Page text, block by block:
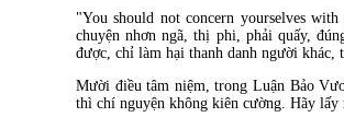
"You should not concern yourselves
chuyện nhơn ngã, thị phi, phải quấy,
được, chỉ làm hại thanh danh người
Mười điều tâm niệm, trong Luận Bảo
thì chí nguyện không kiên cường. Hãy lấy